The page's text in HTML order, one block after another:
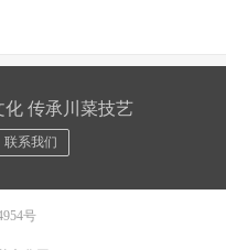
化 传承川菜技艺
联系我们
号